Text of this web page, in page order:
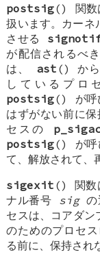
postsig() 関数
扱います。カー
させる
が配信されるべ
は、 ast () から
しているプロ
postsig() が呼
はずがない前に
セスの
postsig() が呼
て、解放されて、
sigexit () 関数
ナル番号 sigの
セスは、コアダン
のためのプロセ
る前に、保持され